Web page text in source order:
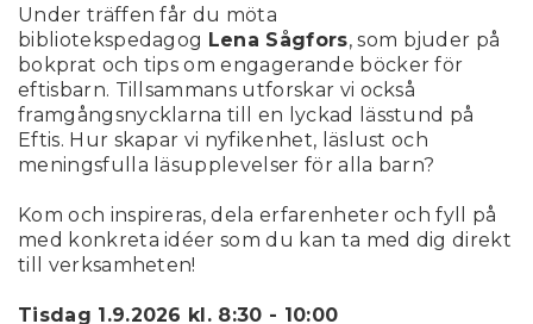
Under träffen får du möta
bibliotekspedagog Lena Sågfors, som bjuder på
bokprat och tips om engagerande böcker för
eftisbarn. Tillsammans utforskar vi också
framgångsnycklarna till en lyckad lässtund på
Eftis. Hur skapar vi nyfikenhet, läslust och
meningsfulla läsupplevelser för alla barn?
Kom och inspireras, dela erfarenheter och fyll på
med konkreta idéer som du kan ta med dig direkt
till verksamheten!
Tisdag 1.9.2026 kl. 8:30 - 10:00